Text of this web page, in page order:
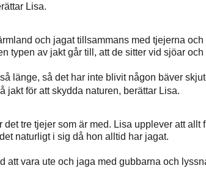
Lisa.
och jagat tillsammans med tjejerna
typen av jakt går till, att de sitter vid sjöar
länge, så det har inte blivit någon bäver
jakt för att skydda naturen, berättar Lisa.
det tre tjejer som är med. Lisa upplever att
naturligt i sig då hon alltid har jagat.
att vara ute och jaga med gubbarna och